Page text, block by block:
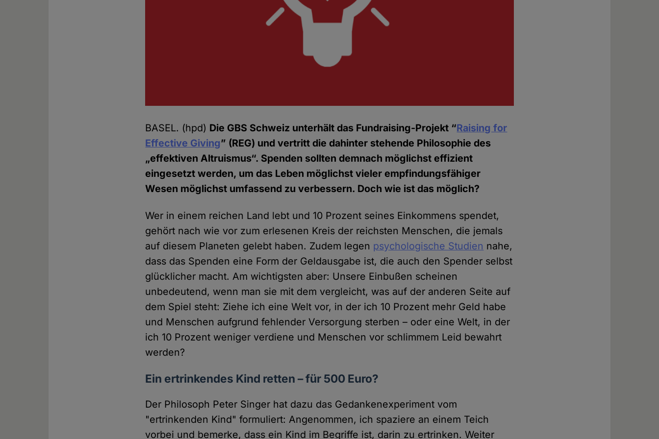
BASEL. (hpd) Die GBS Schweiz unterhält das Fundraising-Projekt “Raising for
Effective Giving” (REG) und vertritt die dahinter stehende Philosophie des
„effektiven Altruismus“. Spenden sollten demnach möglichst effizient
eingesetzt werden, um das Leben möglichst vieler empfindungsfähiger
Wesen möglichst umfassend zu verbessern. Doch wie ist das möglich?
Wer in einem reichen Land lebt und 10 Prozent seines Einkommens spendet,
gehört nach wie vor zum erlesenen Kreis der reichsten Menschen, die jemals
auf diesem Planeten gelebt haben. Zudem legen psychologische Studien nahe,
dass das Spenden eine Form der Geldausgabe ist, die auch den Spender selbst
glücklicher macht. Am wichtigsten aber: Unsere Einbußen scheinen
unbedeutend, wenn man sie mit dem vergleicht, was auf der anderen Seite auf
dem Spiel steht: Ziehe ich eine Welt vor, in der ich 10 Prozent mehr Geld habe
und Menschen aufgrund fehlender Versorgung sterben – oder eine Welt, in der
ich 10 Prozent weniger verdiene und Menschen vor schlimmem Leid bewahrt
werden?
Ein ertrinkendes Kind retten – für 500 Euro?
Der Philosoph Peter Singer hat dazu das Gedankenexperiment vom
"ertrinkenden Kind" formuliert: Angenommen, ich spaziere an einem Teich
vorbei und bemerke, dass ein Kind im Begriffe ist, darin zu ertrinken. Weiter